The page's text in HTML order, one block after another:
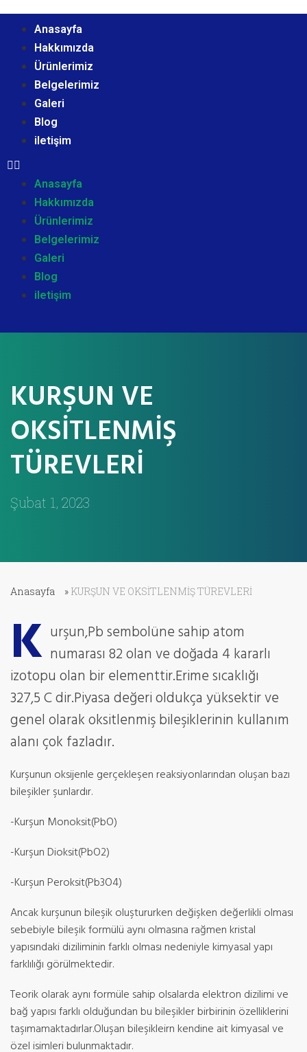
Anasayfa
Hakkımızda
Ürünlerimiz
Belgelerimiz
Galeri
Blog
iletişim
Anasayfa
Hakkımızda
Ürünlerimiz
Belgelerimiz
Galeri
Blog
iletişim
KURŞUN VE
OKSİTLENMİŞ
TÜREVLERİ
Şubat 1, 2023
Anasayfa » KURŞUN VE OKSİTLENMİŞ TÜREVLERİ
K urşun,Pb sembolüne sahip atom
numarası 82 olan ve doğada 4 kararlı
izotopu olan bir elementtir.Erime sıcaklığı
327,5 C dir.Piyasa değeri oldukça yüksektir ve
genel olarak oksitlenmiş bileşiklerinin kullanım
alanı çok fazladır.
Kurşunun oksijenle gerçekleşen reaksiyonlarından oluşan bazı
bileşikler şunlardır.
-Kurşun Monoksit(PbO)
-Kurşun Dioksit(PbO2)
-Kurşun Peroksit(Pb3O4)
Ancak kurşunun bileşik oluştururken değişken değerlikli olması
sebebiyle bileşik formülü aynı olmasına rağmen kristal
yapısındaki diziliminin farklı olması nedeniyle kimyasal yapı
farklılığı görülmektedir.
Teorik olarak aynı formüle sahip olsalarda elektron dizilimi ve
bağ yapısı farklı olduğundan bu bileşikler birbirinin özelliklerini
taşımamaktadırlar.Oluşan bileşikleirn kendine ait kimyasal ve
özel isimleri bulunmaktadır.